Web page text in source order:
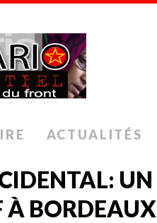
ACTUALITÉS
UN
À BORDEAUX